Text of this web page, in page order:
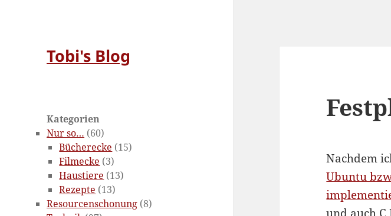
Tobi's Blog
Kategorien
Nur so… (60)
Bücherecke (15)
Filmecke (3)
Haustiere (13)
Rezepte (13)
Resourcenschonung (8)
Nachdem
Ubuntu